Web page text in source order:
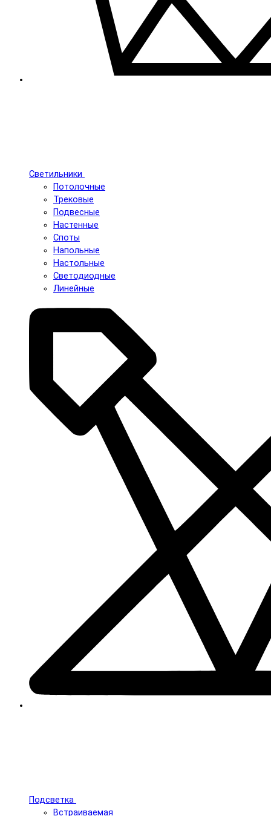
Светильники
Потолочные
Трековые
Подвесные
Настенные
Споты
Напольные
Настольные
Светодиодные
Линейные
Подсветка
Встраиваемая